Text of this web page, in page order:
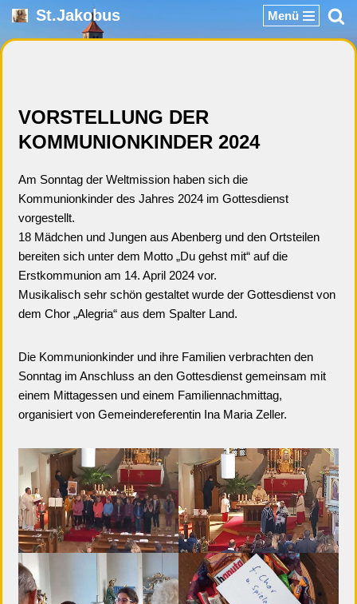
Zum
St.Jakobus Menü
VORSTELLUNG DER
KOMMUNIONKINDER 2024
Am Sonntag der Weltmission haben sich die
Kommunionkinder des Jahres 2024 im Gottesdienst
vorgestellt.
18 Mädchen und Jungen aus Abenberg und den Ortsteilen
bereiten sich unter dem Motto „Du gehst mit“ auf die
Erstkommunion am 14. April 2024 vor.
Musikalisch sehr schön gestaltet wurde der Gottesdienst von
dem Chor „Alegria“ aus dem Spalter Land.
Die Kommunionkinder und ihre Familien verbrachten den
Sonntag im Anschluss an den Gottesdienst gemeinsam mit
einem Mittagessen und einem Familiennachmittag,
organisiert von Gemeindereferentin Ina Maria Zeller.